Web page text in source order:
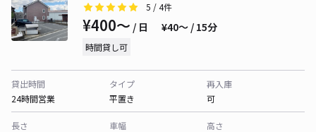
5 / 4件
¥400〜 / 日 ¥40〜 / 15分
時間貸し可
貸出時間
24時間営業
タイプ
平置き
再入庫
可
長さ
車幅
高さ